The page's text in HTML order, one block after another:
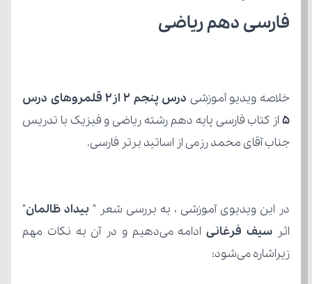
فارسی دهم ریاضی
خلاصه ویدیو آموزشی
5
جناب آقای محمد رزمی از اساتید برتر فارسی.
در این ویدیوی آموزشی ، به بررسی شعر " بیداد ظالمان
اثر سیف فرغانی
زیراشاره می‌شود: